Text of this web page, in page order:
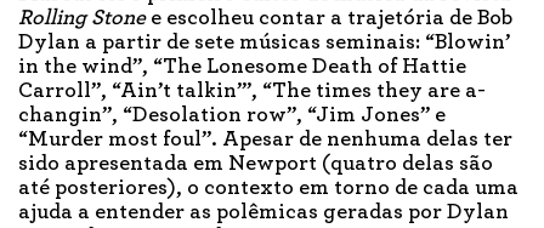
Rolling Stonee escolheu contar a trajetória de Bob
Dylan a partir de sete músicas seminais: “Blowin’
in the wind”, “The Lonesome Death of Hattie
Carroll”, “Ain’t talkin’”, “The times they are a-
changin”, “Desolation row”, “Jim Jones” e
“Murder most foul”. Apesar de nenhuma delas ter
sido apresentada em Newport (quatro delas são
até posteriores), o contexto em torno de cada uma
ajuda a entender as polêmicas geradas por Dylan